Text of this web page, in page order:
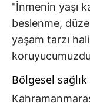
"İnmenin yaşı
beslenme,
yaşam tarzı
Bölgesel